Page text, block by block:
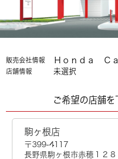
販売会社情報 Ｈｏｎｄａ Ｃ
店舗情報 未選択
ご希望の店舗
駒ヶ根店
〒399-4117
長野県駒ヶ根市赤穂１２８